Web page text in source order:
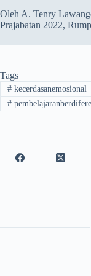
Oleh A. Tenry
Prajabatan 2022,
Tags
#kecerdasanemosional
#